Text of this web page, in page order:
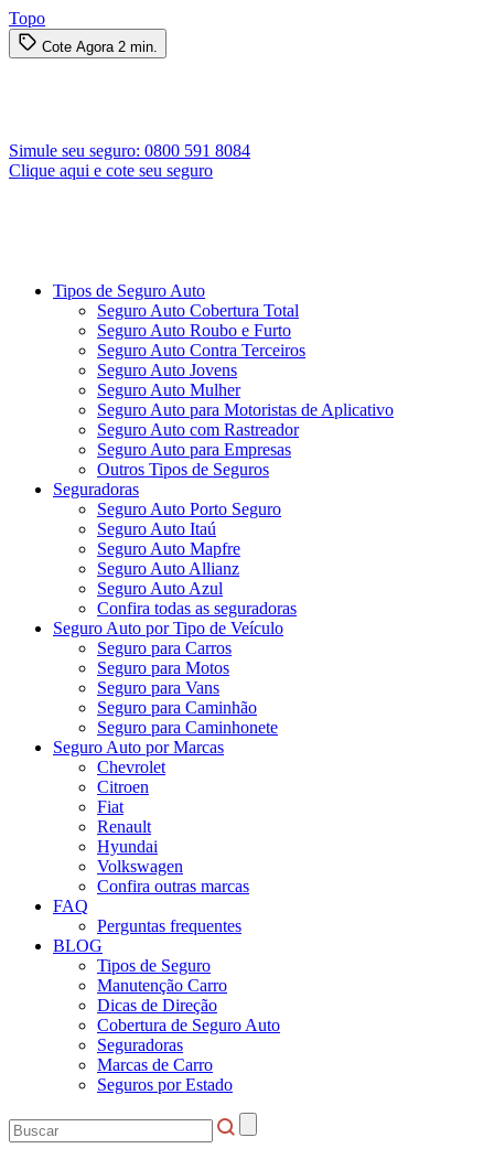
Topo
Cote Agora 2 min.
Simule seu seguro: 0800 591 8084
Clique aqui e cote seu seguro
Tipos de Seguro Auto
Seguro Auto Cobertura Total
Seguro Auto Roubo e Furto
Seguro Auto Contra Terceiros
Seguro Auto Jovens
Seguro Auto Mulher
Seguro Auto para Motoristas de Aplicativo
Seguro Auto com Rastreador
Seguro Auto para Empresas
Outros Tipos de Seguros
Seguradoras
Seguro Auto Porto Seguro
Seguro Auto Itaú
Seguro Auto Mapfre
Seguro Auto Allianz
Seguro Auto Azul
Confira todas as seguradoras
Seguro Auto por Tipo de Veículo
Seguro para Carros
Seguro para Motos
Seguro para Vans
Seguro para Caminhão
Seguro para Caminhonete
Seguro Auto por Marcas
Chevrolet
Citroen
Fiat
Renault
Hyundai
Volkswagen
Confira outras marcas
FAQ
Perguntas frequentes
BLOG
Tipos de Seguro
Manutenção Carro
Dicas de Direção
Cobertura de Seguro Auto
Seguradoras
Marcas de Carro
Seguros por Estado